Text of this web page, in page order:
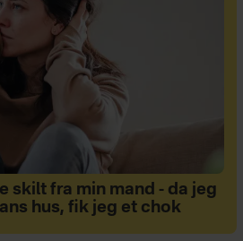
skilt fra min mand - da jeg
hus, fik jeg et chok